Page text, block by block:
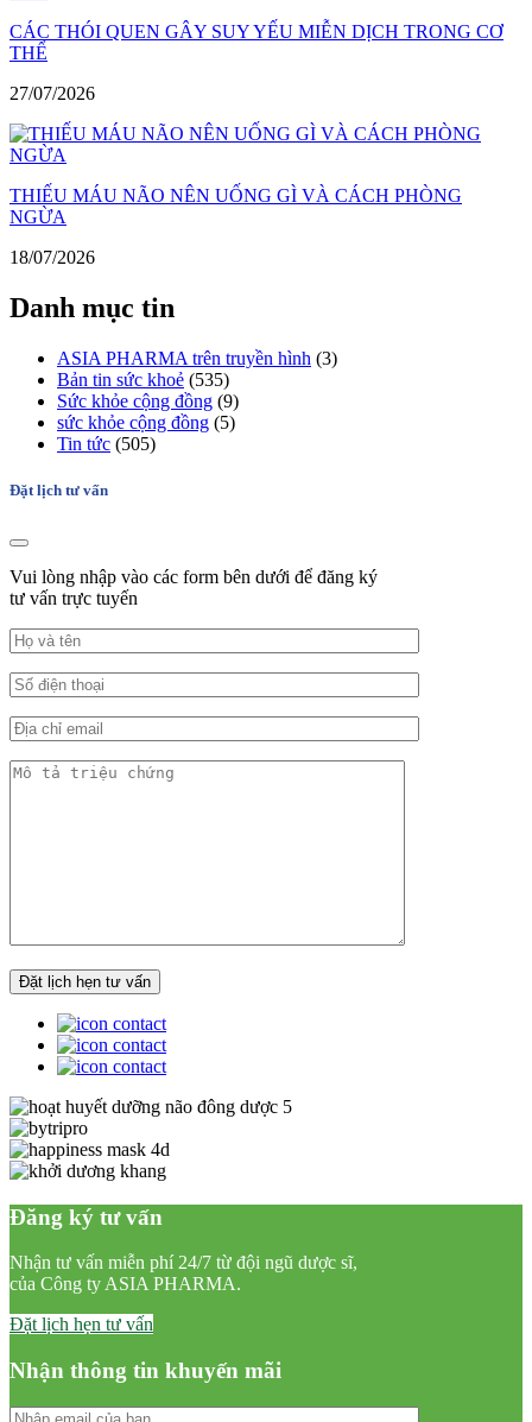
CÁC THÓI QUEN GÂY SUY YẾU MIỄN DỊCH TRONG CƠ
THỂ
27/07/2026
THIẾU MÁU NÃO NÊN UỐNG GÌ VÀ CÁCH PHÒNG
NGỪA
18/07/2026
Danh mục tin
ASIA PHARMA trên truyền hình (3)
Bản tin sức khoẻ (535)
Sức khỏe cộng đồng (9)
sức khỏe cộng đồng (5)
Tin tức (505)
Đặt lịch tư vấn
Vui lòng nhập vào các form bên dưới để đăng ký
tư vấn trực tuyến
Đăng ký tư vấn
Nhận tư vấn miễn phí 24/7 từ đội ngũ dược sĩ,
của Công ty ASIA PHARMA.
Đặt lịch hẹn tư vấn
Nhận thông tin khuyến mãi